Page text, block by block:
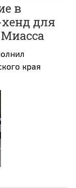
в
для
края